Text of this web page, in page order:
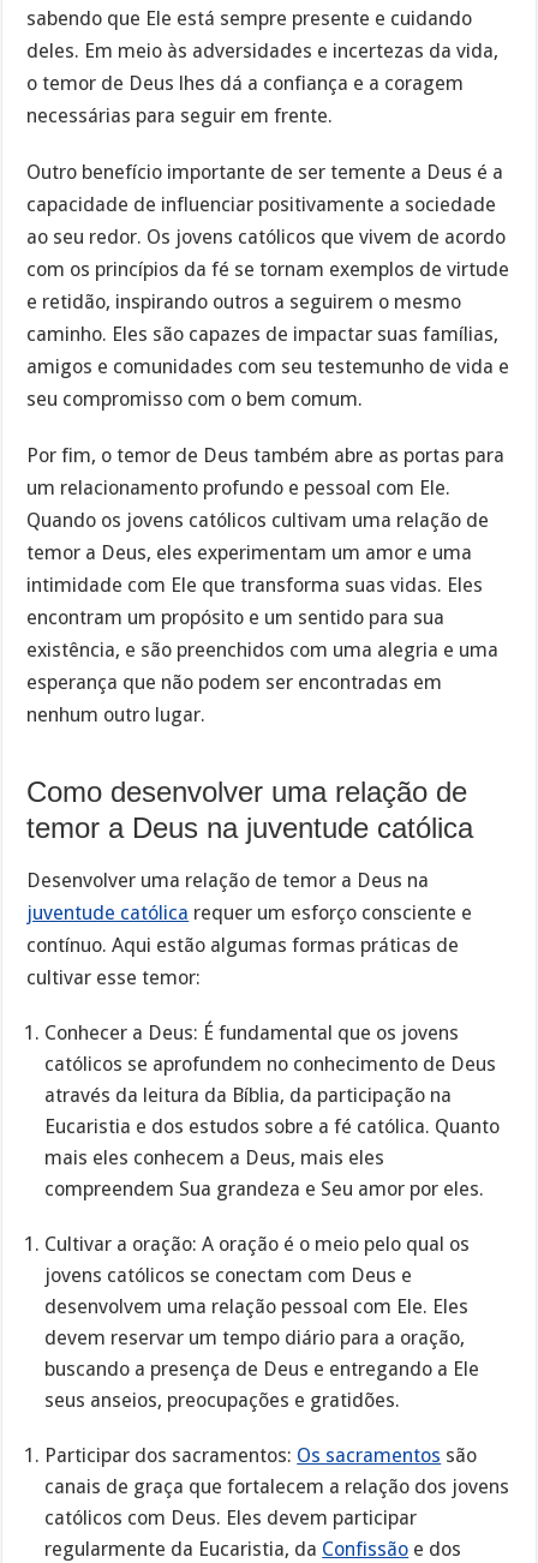
sabendo que Ele está sempre presente e cuidando
deles. Em meio às adversidades e incertezas da vida,
o temor de Deus lhes dá a confiança e a coragem
necessárias para seguir em frente.
Outro benefício importante de ser temente a Deus é a
capacidade de influenciar positivamente a sociedade
ao seu redor. Os jovens católicos que vivem de acordo
com os princípios da fé se tornam exemplos de virtude
e retidão, inspirando outros a seguirem o mesmo
caminho. Eles são capazes de impactar suas famílias,
amigos e comunidades com seu testemunho de vida e
seu compromisso com o bem comum.
Por fim, o temor de Deus também abre as portas para
um relacionamento profundo e pessoal com Ele.
Quando os jovens católicos cultivam uma relação de
temor a Deus, eles experimentam um amor e uma
intimidade com Ele que transforma suas vidas. Eles
encontram um propósito e um sentido para sua
existência, e são preenchidos com uma alegria e uma
esperança que não podem ser encontradas em
nenhum outro lugar.
Como desenvolver uma relação de
temor a Deus na juventude católica
Desenvolver uma relação de temor a Deus na
juventude católica requer um esforço consciente e
contínuo. Aqui estão algumas formas práticas de
cultivar esse temor:
Conhecer a Deus: É fundamental que os jovens
católicos se aprofundem no conhecimento de Deus
através da leitura da Bíblia, da participação na
Eucaristia e dos estudos sobre a fé católica. Quanto
mais eles conhecem a Deus, mais eles
compreendem Sua grandeza e Seu amor por eles.
Cultivar a oração: A oração é o meio pelo qual os
jovens católicos se conectam com Deus e
desenvolvem uma relação pessoal com Ele. Eles
devem reservar um tempo diário para a oração,
buscando a presença de Deus e entregando a Ele
seus anseios, preocupações e gratidões.
Participar dos sacramentos: Os sacramentos são
canais de graça que fortalecem a relação dos jovens
católicos com Deus. Eles devem participar
regularmente da Eucaristia, da Confissão e dos